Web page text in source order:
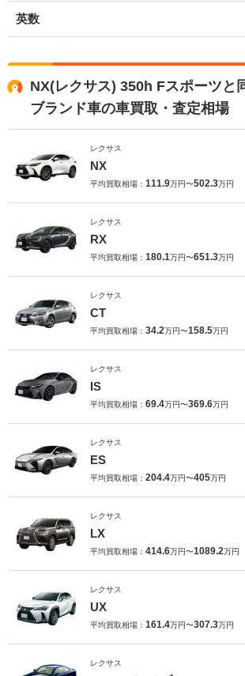
英数
NX(レクサス) 350h Fスポーツと
ブランド車の車買取・査定相場
レクサス
NX
平均買取相場： 111.9万円〜502.3万円
レクサス
RX
平均買取相場： 180.1万円〜651.3万円
レクサス
CT
平均買取相場： 34.2万円〜158.5万円
レクサス
IS
平均買取相場： 69.4万円〜369.6万円
レクサス
ES
平均買取相場： 204.4万円〜405万円
レクサス
LX
平均買取相場： 414.6万円〜1089.2万円
レクサス
UX
平均買取相場： 161.4万円〜307.3万円
レクサス